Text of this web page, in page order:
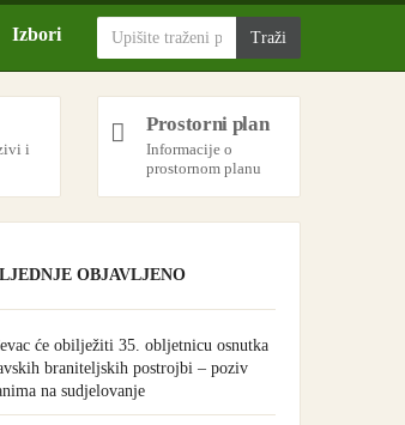
Izbori
i
Prostorni plan
Informacije o
prostornom planu
OBJAVLJENO
će obilježiti 35. obljetnicu osnutka
braniteljskih postrojbi – poziv
na sudjelovanje